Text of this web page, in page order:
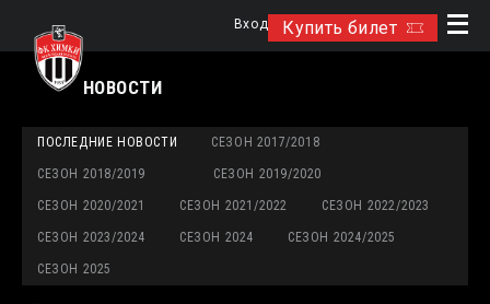
Купить билет
Вход
НОВОСТИ
ПОСЛЕДНИЕ НОВОСТИ СЕЗОН 2017/2018
СЕЗОН 2018/2019 СЕЗОН 2019/2020
СЕЗОН 2020/2021 СЕЗОН 2021/2022 СЕЗОН 2022/2023
СЕЗОН 2023/2024 СЕЗОН 2024 СЕЗОН 2024/2025
СЕЗОН 2025